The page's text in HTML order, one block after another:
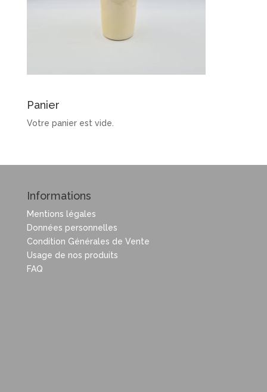
Panier
Votre panier est vide.
Informations
Mentions légales
Données personnelles
Condition Générales de Vente
Usage de nos produits
FAQ